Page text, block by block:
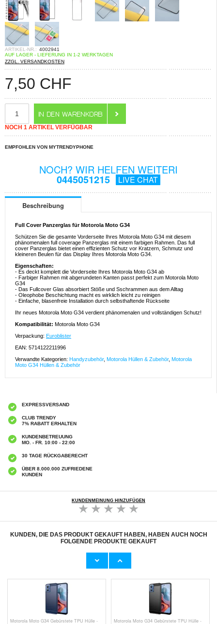
ARTIKEL-NR.: 4002941
AUF LAGER - LIEFERUNG IN 1-2 WERKTAGEN
ZZGL. VERSANDKOSTEN
7,50 CHF
NOCH 1 ARTIKEL VERFÜGBAR
EMPFOHLEN VON MYTRENDYPHONE
NOCH? WIR HELFEN WEITERI
0445051215 LIVE CHAT
Beschreibung
Full Cover Panzerglas für Motorola Moto G34
Schützen Sie die gesamte Vorderseite Ihres Motorola Moto G34 mit diesem
phänomenalen full coverage Panzerglas mit einem farbigen Rahmen. Das full
cover Panzerglas bietet einen effizienten Schutz vor Kratzern, Schmutz und
kleineren Beulen für das Display Ihres Motorola Moto G34.
Eigenschaften:
- Es deckt komplett die Vorderseite Ihres Motorola Moto G34 ab
- Farbiger Rahmen mit abgerundeten Kanten passt perfekt zum Motorola Moto
G34
- Das Fullcover Glas absorbiert Stöße und Sschrammen aus dem Alltag
- Oleophobe Beschichtung macht es wirklich leicht zu reinigen
- Einfache, blasenfreie Installation durch selbsthaftende Rückseite
Ihr neues Motorola Moto G34 verdient phänomenalen und vollständigen Schutz!
Kompatibilität: Motorola Moto G34
Verpackung: Euroblister
EAN: 5714122211996
Verwandte Kategorien: Handyzubehör, Motorola Hüllen & Zubehör, Motorola
Moto G34 Hüllen & Zubehör
EXPRESSVERSAND
CLUB TRENDY
7% RABATT ERHALTEN
KUNDENBETREUUNG
MO. - FR. 10:00 - 22:00
30 TAGE RÜCKGABERECHT
ÜBER 8.000.000 ZUFRIEDENE
KUNDEN
KUNDENMEINUNG HINZUFÜGEN
KUNDEN, DIE DAS PRODUKT GEKAUFT HABEN, HABEN AUCH NOCH
FOLGENDE PRODUKTE GEKAUFT
Motorola Moto G34 Wallet Schutzhülle mit
Motorola Moto G34 Wallet Schutzhülle mit
Motorola Moto G34 Gebürstete TPU Hülle -
Motorola Moto G34 Gebürstete TPU Hülle -